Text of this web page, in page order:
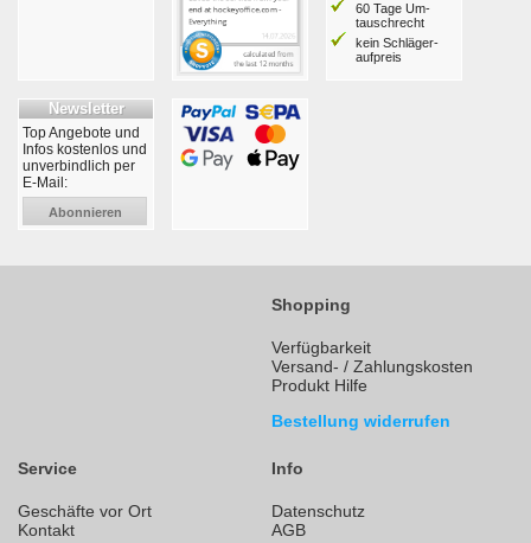
60 Tage Um­
tausch­recht
kein Schläger­
aufpreis
Newsletter
Top Angebote und
Infos kostenlos und
unverbindlich per
E-Mail:
Abonnieren
Shopping
Verfügbarkeit
Versand- / Zahlungskosten
Produkt Hilfe
Bestellung widerrufen
Service
Geschäfte vor Ort
Kontakt
Info
Datenschutz
AGB